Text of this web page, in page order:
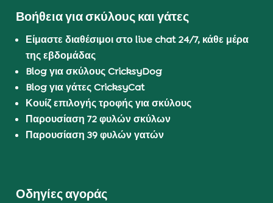
Βοήθεια για σκύλους και γάτες
Είμαστε διαθέσιμοι στο live chat 24/7, κάθε μέρα
της εβδομάδας
Blog για σκύλους CricksyDog
Blog για γάτες CricksyCat
Κουίζ επιλογής τροφής για σκύλους
Παρουσίαση 72 φυλών σκύλων
Παρουσίαση 39 φυλών γατών
Οδηγίες αγοράς